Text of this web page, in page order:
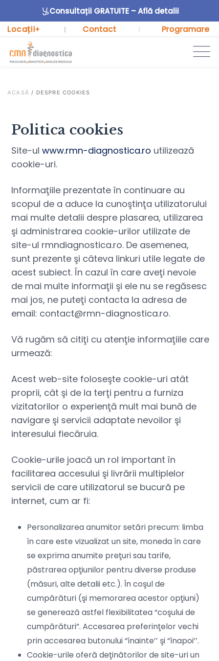
Consultații GRATUITE – Află detalii
Locații+ | Contact Programare
ACASĂ / DESPRE COOKIES
Politica cookies
Site-ul www.rmn-diagnostica.ro utilizează
cookie-uri.
Informaţiile prezentate în continuare au
scopul de a aduce la cunoştinţa utilizatorului
mai multe detalii despre plasarea, utilizarea
şi administrarea cookie-urilor utilizate de
site-ul rmndiagnostica.ro. De asemenea,
sunt prezente şi câteva linkuri utile legate de
acest subiect. În cazul în care aveţi nevoie
de mai multe informaţii şi ele nu se regăsesc
mai jos, ne puteţi contacta la adresa de
email: contact@rmn-diagnostica.ro.
Vă rugăm să citiţi cu atenţie informaţiile care
urmează:
Acest web-site foloseşte cookie-uri atât
proprii, cât şi de la terţi pentru a furniza
vizitatorilor o experienţă mult mai bună de
navigare şi servicii adaptate nevoilor şi
interesului fiecăruia.
Cookie-urile joacă un rol important în
facilitarea accesului şi livrării multiplelor
servicii de care utilizatorul se bucură pe
internet, cum ar fi:
Personalizarea anumitor setări precum: limba
în care este vizualizat un site, moneda în care
se exprima anumite preţuri sau tarife,
păstrarea opţiunilor pentru diverse produse
(măsuri, alte detalii etc.). În coşul de
cumpărături (şi memorarea acestor opţiuni)
se generează astfel flexibilitatea “coşului de
cumpărături”. Accesarea preferinţelor vechi
prin accesarea butonului “înainte’’ şi “înapoi’’.
Cookie-urile oferă deţinătorilor de site-uri un